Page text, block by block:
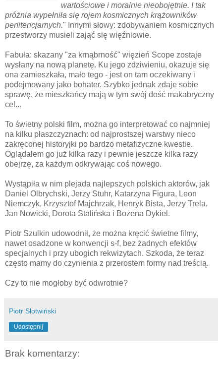
wartościowe i moralnie nieobojętnie. I tak
próżnia wypełniła się rojem kosmicznych krążowników
penitencjarnych." Innymi słowy: zdobywaniem kosmicznych
przestworzy musieli zająć się więźniowie.
Fabuła: skazany "za krnąbrność" więzień Scope zostaje
wysłany na nową planetę. Ku jego zdziwieniu, okazuje się
ona zamieszkała, mało tego - jest on tam oczekiwany i
podejmowany jako bohater. Szybko jednak zdaje sobie
sprawę, że mieszkańcy mają w tym swój dość makabryczny
cel...
To świetny polski film, można go interpretować co najmniej
na kilku płaszczyznach: od najprostszej warstwy nieco
zakręconej historyjki po bardzo metafizyczne kwestie.
Oglądałem go już kilka razy i pewnie jeszcze kilka razy
obejrzę, za każdym odkrywając coś nowego.
Wystąpiła w nim plejada najlepszych polskich aktorów, jak
Daniel Olbrychski, Jerzy Stuhr, Katarzyna Figura, Leon
Niemczyk, Krzysztof Majchrzak, Henryk Bista, Jerzy Trela,
Jan Nowicki, Dorota Stalińska i Bożena Dykiel.
Piotr Szulkin udowodnił, że można kręcić świetne filmy,
nawet osadzone w konwencji s-f, bez żadnych efektów
specjalnych i przy ubogich rekwizytach. Szkoda, że teraz
często mamy do czynienia z przerostem formy nad treścią.
Czy to nie mogłoby być odwrotnie?
Piotr Słotwiński
Udostępnij
Brak komentarzy: